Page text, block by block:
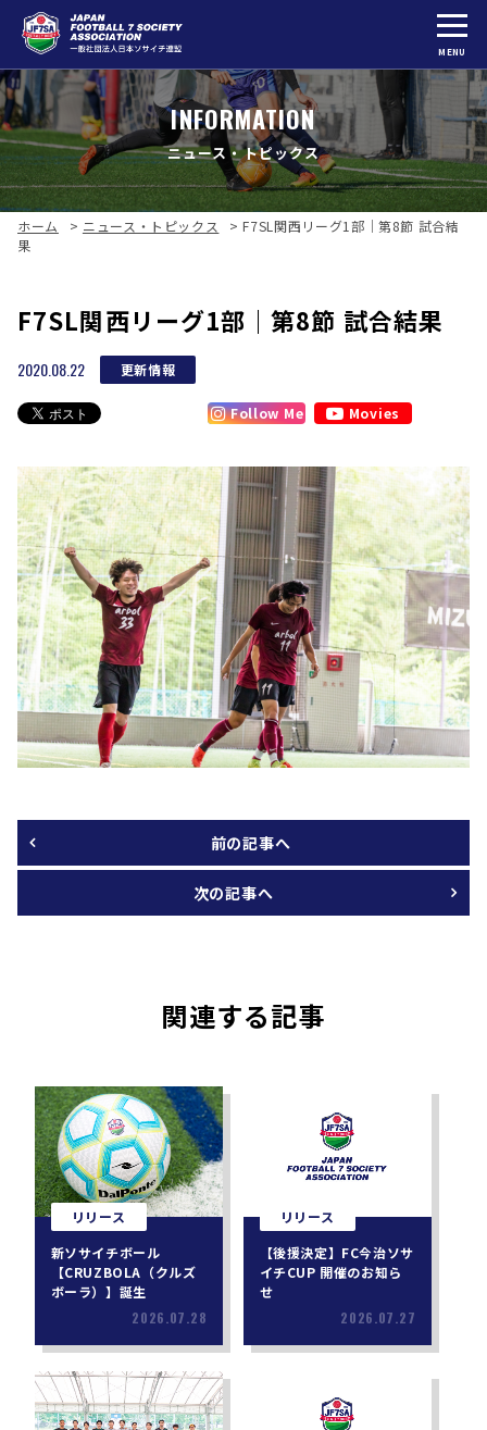
MENU
INFORMATION
ニュース・トピックス
ホーム > ニュース・トピックス >F7SL関西リーグ1部｜第8節 試合結
果
F7SL関西リーグ1部｜第8節 試合結果
2020.08.22 更新情報
Follow Me Movies
前の記事へ
次の記事へ
関連する記事
リリース
新ソサイチボール
【CRUZBOLA（クルズ
ボーラ）】誕生
2026.07.28
リリース
【後援決定】FC今治ソサ
イチCUP 開催のお知ら
せ
2026.07.27